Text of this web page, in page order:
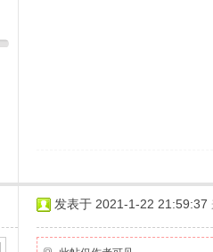
发表于 2021-1-22 21:59:37